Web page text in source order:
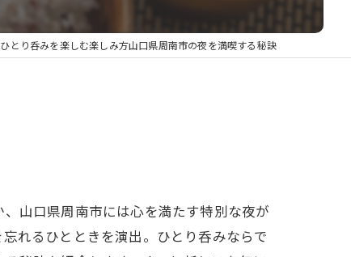
とり呑みを楽しむ楽しみ方山口県周南市の夜を満喫する秘訣
山口県周南市には心を満たす特別な夜が
れるひとときを演出。ひとり呑みならで